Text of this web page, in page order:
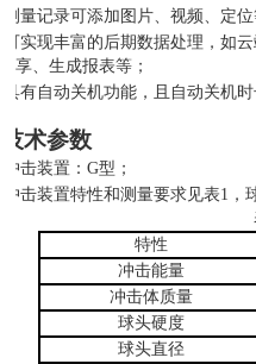
测量记录可添加图片、视频、定
可实现丰富的后期数据处理，如
享、生成报表等；
具有自动关机功能，且自动关机
技术参数
冲击装置： G型；
冲击装置特性和测量要求见表1，
特性
冲击能量
冲击体质量
球头硬度
球头直径